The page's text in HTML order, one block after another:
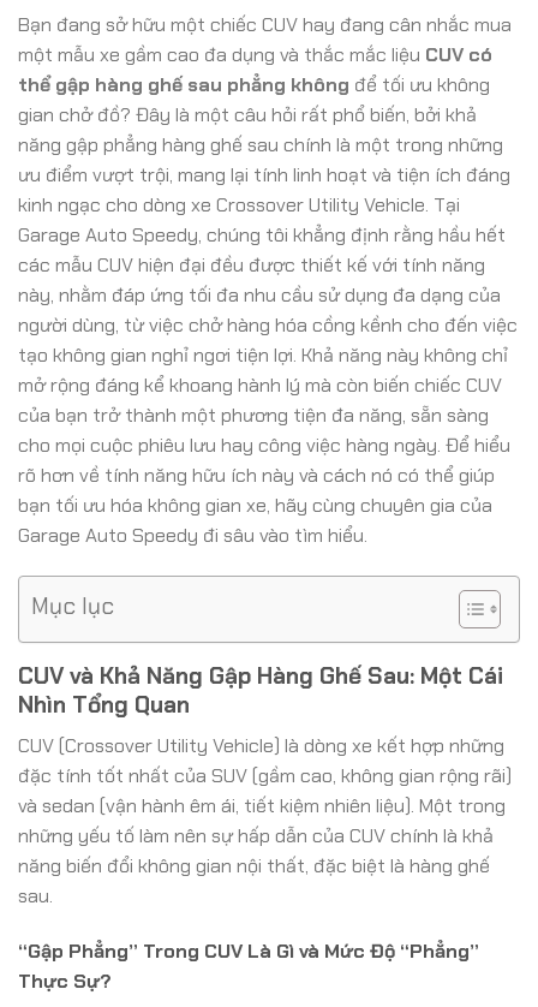
Bạn đang sở hữu một chiếc CUV hay đang cân nhắc mua
một mẫu xe gầm cao đa dụng và thắc mắc liệu CUV có
thể gập hàng ghế sau phẳng không để tối ưu không
gian chở đồ? Đây là một câu hỏi rất phổ biến, bởi khả
năng gập phẳng hàng ghế sau chính là một trong những
ưu điểm vượt trội, mang lại tính linh hoạt và tiện ích đáng
kinh ngạc cho dòng xe Crossover Utility Vehicle. Tại
Garage Auto Speedy, chúng tôi khẳng định rằng hầu hết
các mẫu CUV hiện đại đều được thiết kế với tính năng
này, nhằm đáp ứng tối đa nhu cầu sử dụng đa dạng của
người dùng, từ việc chở hàng hóa cồng kềnh cho đến việc
tạo không gian nghỉ ngơi tiện lợi. Khả năng này không chỉ
mở rộng đáng kể khoang hành lý mà còn biến chiếc CUV
của bạn trở thành một phương tiện đa năng, sẵn sàng
cho mọi cuộc phiêu lưu hay công việc hàng ngày. Để hiểu
rõ hơn về tính năng hữu ích này và cách nó có thể giúp
bạn tối ưu hóa không gian xe, hãy cùng chuyên gia của
Garage Auto Speedy đi sâu vào tìm hiểu.
Mục lục
CUV và Khả Năng Gập Hàng Ghế Sau: Một Cái
Nhìn Tổng Quan
CUV (Crossover Utility Vehicle) là dòng xe kết hợp những
đặc tính tốt nhất của SUV (gầm cao, không gian rộng rãi)
và sedan (vận hành êm ái, tiết kiệm nhiên liệu). Một trong
những yếu tố làm nên sự hấp dẫn của CUV chính là khả
năng biến đổi không gian nội thất, đặc biệt là hàng ghế
sau.
“Gập Phẳng” Trong CUV Là Gì và Mức Độ “Phẳng”
Thực Sự?